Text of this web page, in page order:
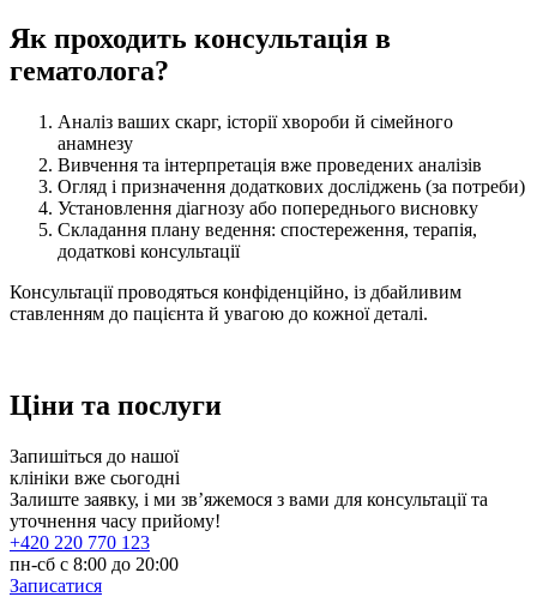
Як проходить консультація в
гематолога?
Аналіз ваших скарг, історії хвороби й сімейного
анамнезу
Вивчення та інтерпретація вже проведених аналізів
Огляд і призначення додаткових досліджень (за потреби)
Установлення діагнозу або попереднього висновку
Складання плану ведення: спостереження, терапія,
додаткові консультації
Консультації проводяться конфіденційно, із дбайливим
ставленням до пацієнта й увагою до кожної деталі.
Ціни та послуги
Запишіться до нашої
клініки вже сьогодні
Залиште заявку, і ми звʼяжемося з вами для консультації та
уточнення часу прийому!
+420 220 770 123
пн-сб с 8:00 до 20:00
Записатися